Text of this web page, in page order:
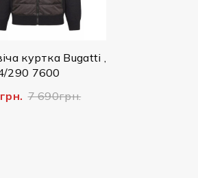
Bugatti ,